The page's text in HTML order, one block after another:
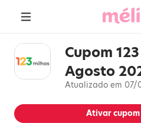
Cupom
Agosto
Atualizado em 07/
Ativar